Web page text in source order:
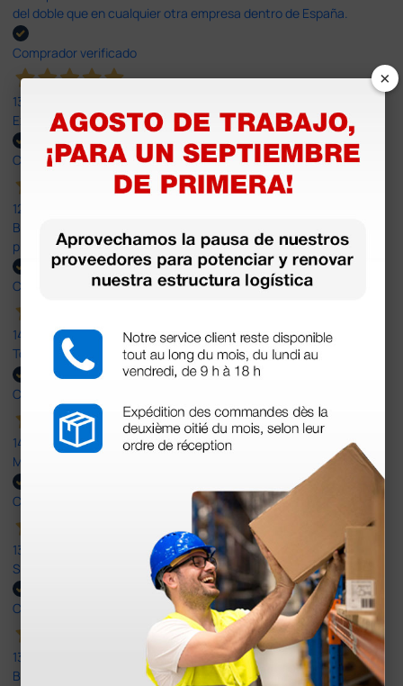
del doble que en cualquier otra empresa dentro de España.
Comprador verificado
13 Jul 2026
Excelente
Comprador verificado
12 Jun 2026
Bien, rápida y sin problemas. No me gusta que se oferten
productos sin incluir el IVA que luego nos van a cobrar.
Comprador verificado
14 Abr 2026
Todo muy rápido y fácil,volveré a comprar.
Comprador verificado
14 Abr 2026
Muy buena. Excelente trato, disposición y rapidez
Comprador verificado
13 Abr 2026
Son muy serios y puntuales. El material siempre llega muy bien¡¡¡
Comprador verificado
13 Abr 2026
Buen producto y envío rápido y bien presentado
×